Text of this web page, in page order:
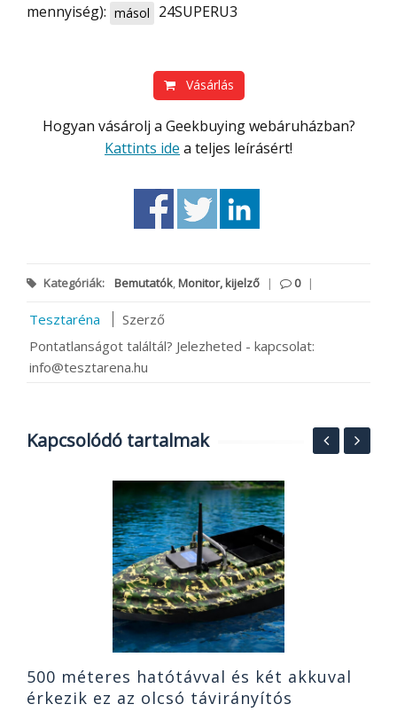
mennyiség): másol 24SUPERU3
Vásárlás
Hogyan vásárolj a Geekbuying webáruházban?
Kattints ide a teljes leírásért!
Kategóriák: Bemutatók,Monitor, kijelző | 0 |
Tesztaréna
Szerző
Pontatlanságot találtál? Jelezheted - kapcsolat:
info@tesztarena.hu
Kapcsolódó tartalmak
500 méteres hatótávval és két akkuval
érkezik ez az olcsó távirányítós